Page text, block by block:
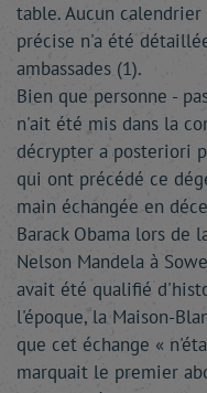
table. Aucun calendrier
précise n'a été
ambassades (1).
Bien que personne -
n'ait été mis dans la
décrypter a posteriori
qui ont précédé ce
main échangée en
Barack Obama lors de
Nelson Mandela à
avait été qualifié
l'époque, la Maison-
que cet échange «
marquait le premier